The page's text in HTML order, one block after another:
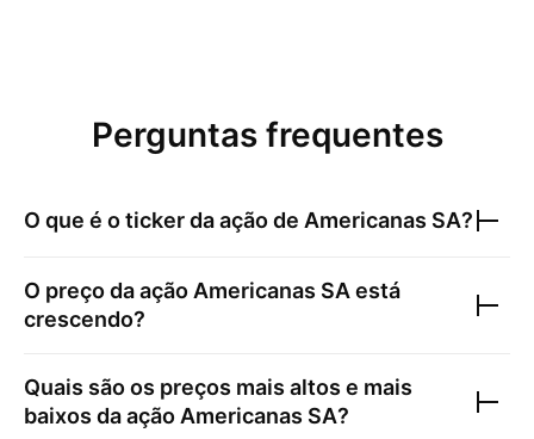
Perguntas frequentes
O que é o ticker da ação de Americanas SA?
O preço da ação Americanas SA está
crescendo?
Quais são os preços mais altos e mais
baixos da ação Americanas SA?